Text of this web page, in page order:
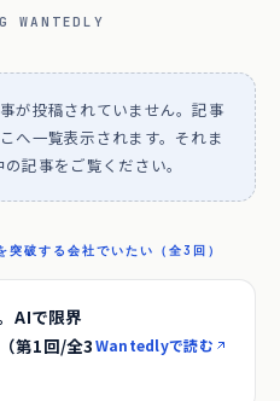
WANTEDLY
が投稿されていません。記事
へ一覧表示されます。それま
記事をご覧ください。
破する会社でいたい（全3回）
AIで限界
第1回/全3Wantedlyで読む